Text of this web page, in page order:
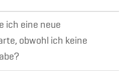
ich eine neue
obwohl ich keine